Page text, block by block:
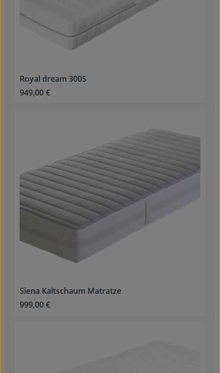
Royal dream 300S
Regulärer Preis:
949,00 €
Siena Kaltschaum Matratze
Regulärer Preis:
999,00 €